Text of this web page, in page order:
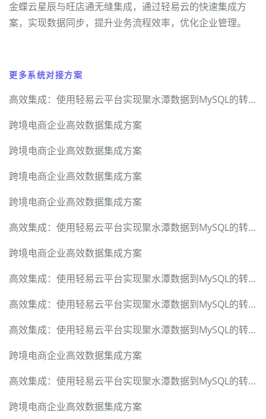
金蝶云星辰与旺店通无缝集成，通过轻易云的快速集成方
案，实现数据同步，提升业务流程效率，优化企业管理。
更多系统对接方案
高效集成：使用轻易云平台实现聚水潭数据到MySQL的转换
跨境电商企业高效数据集成方案
跨境电商企业高效数据集成方案
跨境电商企业高效数据集成方案
跨境电商企业高效数据集成方案
高效集成：使用轻易云平台实现聚水潭数据到MySQL的转换
跨境电商企业高效数据集成方案
高效集成：使用轻易云平台实现聚水潭数据到MySQL的转换
高效集成：使用轻易云平台实现聚水潭数据到MySQL的转换
高效集成：使用轻易云平台实现聚水潭数据到MySQL的转换
跨境电商企业高效数据集成方案
高效集成：使用轻易云平台实现聚水潭数据到MySQL的转换
跨境电商企业高效数据集成方案